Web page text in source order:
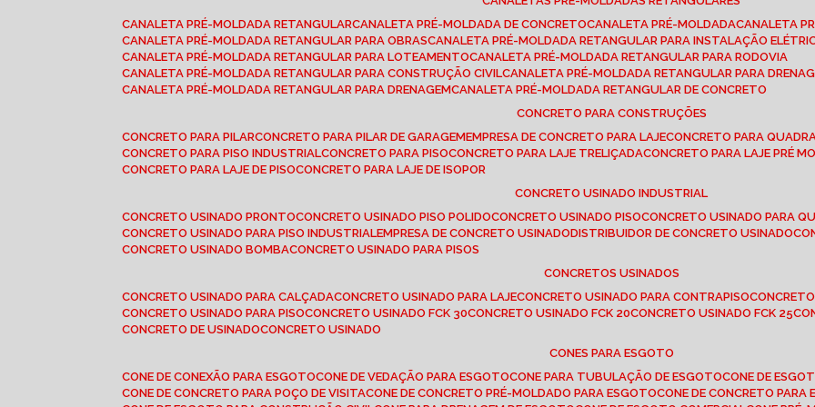
CANALETA PRÉ-MOLDADA RETANGULAR CANALETA PRÉ-MOLDADA DE CONCRETO CANALETA PRÉ-MOLDADA CANALETA
CANALETA PRÉ-MOLDADA RETANGULAR PARA OBRAS CANALETA PRÉ-MOLDADA RETANGULAR PARA INSTALAÇÃO
CANALETA PRÉ-MOLDADA RETANGULAR PARA LOTEAMENTO CANALETA PRÉ-MOLDADA RETANGULAR PARA RODOVIA
CANALETA PRÉ-MOLDADA RETANGULAR PARA CONSTRUÇÃO CIVIL CANALETA PRÉ-MOLDADA RETANGULAR PARA
CANALETA PRÉ-MOLDADA RETANGULAR PARA DRENAGEM CANALETA PRÉ-MOLDADA RETANGULAR DE CONCRETO
CONCRETO PARA CONSTRUÇÕES
CONCRETO PARA PILAR CONCRETO PARA PILAR DE GARAGEM EMPRESA DE CONCRETO PARA LAJE CONCRETO PARA
CONCRETO PARA PISO INDUSTRIAL CONCRETO PARA PISO CONCRETO PARA LAJE TRELIÇADA CONCRETO PARA LAJE PRÉ
CONCRETO PARA LAJE DE PISO CONCRETO PARA LAJE DE ISOPOR
CONCRETO USINADO INDUSTRIAL
CONCRETO USINADO PRONTO CONCRETO USINADO PISO POLIDO CONCRETO USINADO PISO CONCRETO USINADO PARA
CONCRETO USINADO PARA PISO INDUSTRIAL EMPRESA DE CONCRETO USINADO DISTRIBUIDOR DE CONCRETO USINADO
CONCRETO USINADO BOMBA CONCRETO USINADO PARA PISOS
CONCRETOS USINADOS
CONCRETO USINADO PARA CALÇADA CONCRETO USINADO PARA LAJE CONCRETO USINADO PARA CONTRAPISO
CONCRETO USINADO PARA PISO CONCRETO USINADO FCK 30 CONCRETO USINADO FCK 20 CONCRETO USINADO FCK 25
CONCRETO DE USINADO CONCRETO USINADO
CONES PARA ESGOTO
CONE DE CONEXÃO PARA ESGOTO CONE DE VEDAÇÃO PARA ESGOTO CONE PARA TUBULAÇÃO DE ESGOTO CONE DE
CONE DE CONCRETO PARA POÇO DE VISITA CONE DE CONCRETO PRÉ-MOLDADO PARA ESGOTO CONE DE CONCRETO PARA